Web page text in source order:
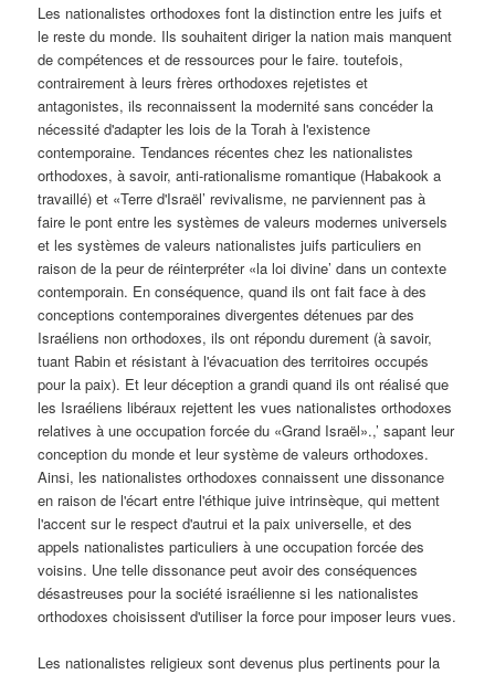
Les nationalistes orthodoxes font la distinction entre les juifs et
le reste du monde. Ils souhaitent diriger la nation mais manquent
de compétences et de ressources pour le faire. toutefois,
contrairement à leurs frères orthodoxes rejetistes et
antagonistes, ils reconnaissent la modernité sans concéder la
nécessité d'adapter les lois de la Torah à l'existence
contemporaine. Tendances récentes chez les nationalistes
orthodoxes, à savoir, anti-rationalisme romantique (Habakook a
travaillé) et «Terre d'Israël’ revivalisme, ne parviennent pas à
faire le pont entre les systèmes de valeurs modernes universels
et les systèmes de valeurs nationalistes juifs particuliers en
raison de la peur de réinterpréter «la loi divine’ dans un contexte
contemporain. En conséquence, quand ils ont fait face à des
conceptions contemporaines divergentes détenues par des
Israéliens non orthodoxes, ils ont répondu durement (à savoir,
tuant Rabin et résistant à l'évacuation des territoires occupés
pour la paix). Et leur déception a grandi quand ils ont réalisé que
les Israéliens libéraux rejettent les vues nationalistes orthodoxes
relatives à une occupation forcée du «Grand Israël».,’ sapant leur
conception du monde et leur système de valeurs orthodoxes.
Ainsi, les nationalistes orthodoxes connaissent une dissonance
en raison de l'écart entre l'éthique juive intrinsèque, qui mettent
l'accent sur le respect d'autrui et la paix universelle, et des
appels nationalistes particuliers à une occupation forcée des
voisins. Une telle dissonance peut avoir des conséquences
désastreuses pour la société israélienne si les nationalistes
orthodoxes choisissent d'utiliser la force pour imposer leurs vues.
Les nationalistes religieux sont devenus plus pertinents pour la